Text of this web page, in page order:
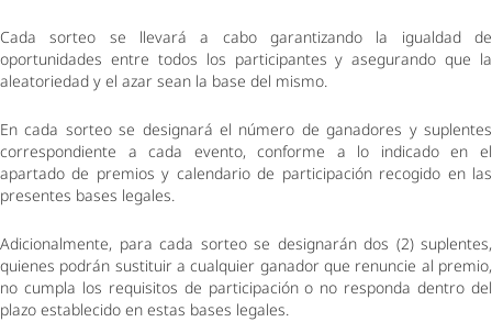
Cada sorteo se llevará a cabo garantizando la igualdad de
oportunidades entre todos los participantes y asegurando que la
aleatoriedad y el azar sean la base del mismo.
En cada sorteo se designará el número de ganadores y suplentes
correspondiente a cada evento, conforme a lo indicado en el
apartado de premios y calendario de participación recogido en las
presentes bases legales.
Adicionalmente, para cada sorteo se designarán dos (2) suplentes,
quienes podrán sustituir a cualquier ganador que renuncie al premio,
no cumpla los requisitos de participación o no responda dentro del
plazo establecido en estas bases legales.